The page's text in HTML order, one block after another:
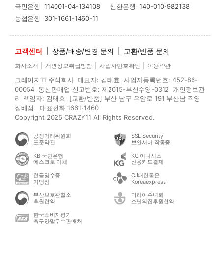
국민은행 114001-04-134108 신한은행 140-010-982138
농협은행 301-1661-1460-11
고객센터 상품/배송/변경 문의 교환/반품 문의
회사소개 개인정보취급방침 사업자번호확인 이용약관
크레이지11 주식회사 대표자: 김태효 사업자등록번호: 452-86-
00054 통신판매업 신고번호: 제2015-부산수영-0312 개인정보관
리 책임자: 김태효 [교환/반품] 부산 남구 우암로 191 부산남 직영
집배점 대표전화 1661-1460
Copyright 2025 CRAZY11 All Rights Reserved.
공정거래위원회
표준약관
SSL Security
보안서버 작동중
KB 국민은행
에스크로 이체
KG 이니시스
신용카드결제
현금영수증
가맹점
CJ대한통운
Koreaexpress
부산보호관찰소
후원협약
마리아수녀회
소년의집후원협약
한국소비자평가
축구양말우수판매처